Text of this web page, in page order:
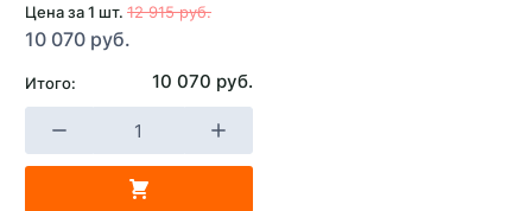
Цена за 1 шт. 12 915 руб.
10 070 руб.
Итого: 10 070 руб.